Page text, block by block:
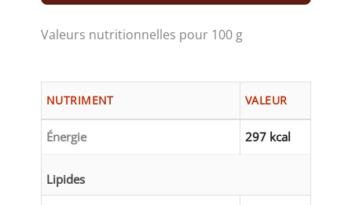
Valeurs nutritionnelles pour 100 g
NUTRIMENT VALEUR
Énergie 297 kcal
Lipides